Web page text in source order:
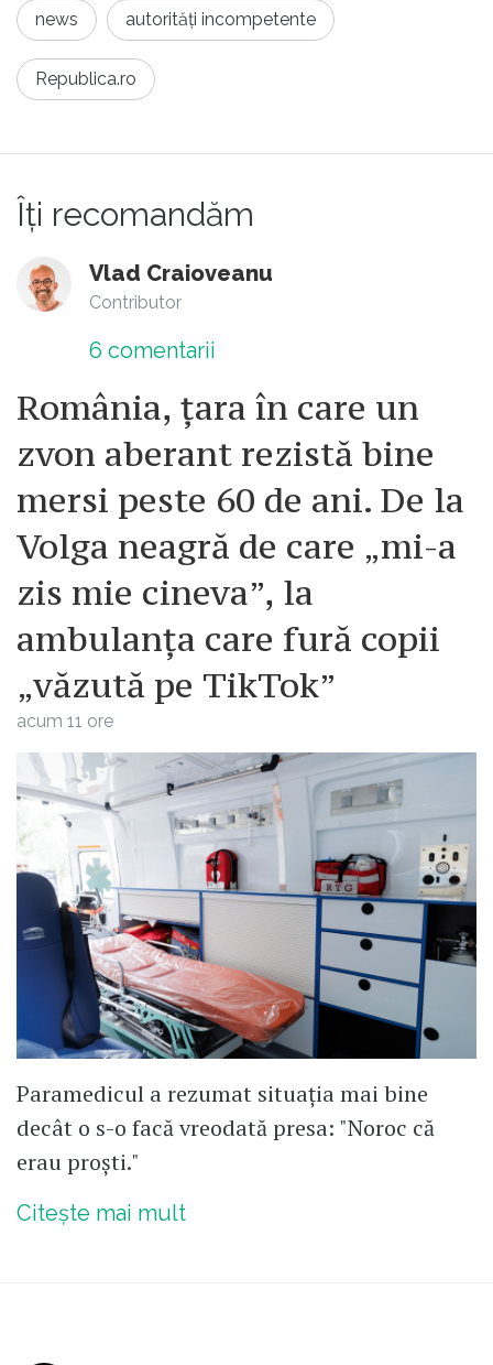
news autorități incompetente
Republica.ro
Îți recomandăm
Vlad Craioveanu
Contributor
6 comentarii
România, țara în care un
zvon aberant rezistă bine
mersi peste 60 de ani. De la
Volga neagră de care „mi-a
zis mie cineva”, la
ambulanța care fură copii
„văzută pe TikTok”
acum 11 ore
Paramedicul a rezumat situația mai bine
decât o s-o facă vreodată presa: "Noroc că
erau proști."
Citește mai mult